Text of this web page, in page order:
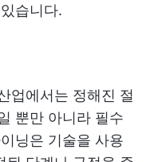
습니다.
업에서는 정해진 절
뿐만 아니라 필수
닝은 기술을 사용